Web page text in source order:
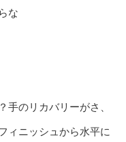
な
のリカバリーがさ、
ィニッシュから水平に